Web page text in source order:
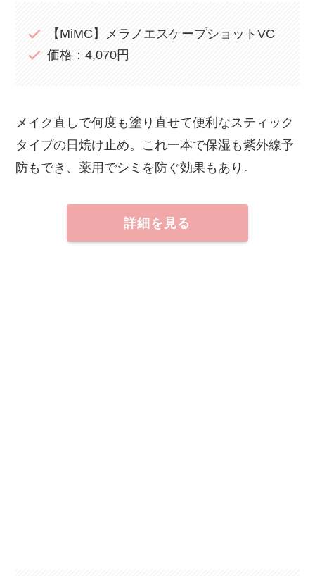
【MiMC】メラノエスケープショットVC
価格：4,070円
メイク直しで何度も塗り直せて便利なスティック
タイプの日焼け止め。これ一本で保湿も紫外線予
防もでき、薬用でシミを防ぐ効果もあり。
詳細を見る